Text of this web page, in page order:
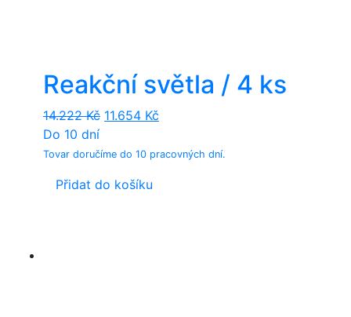
Reakční světla / 4 ks
14.222Kč Original
was:
11.654 Kč
is:
Do 10 dní
Tovar doručíme do 10 pracovných dní.
Přidat do košíku